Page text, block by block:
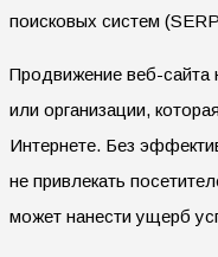
поисковых систем
Продвижение веб-
или организации,
Интернете. Без
не привлекать
может нанести ущерб